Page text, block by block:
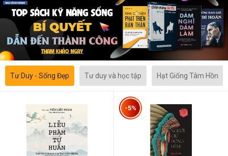
Tư Duy - Sống Đẹp Tư duy và học tập Hạt Giống Tâm Hồn
-5%